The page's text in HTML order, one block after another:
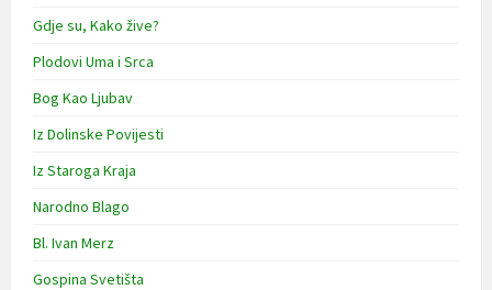
Gdje su, Kako žive?
Plodovi Uma i Srca
Bog Kao Ljubav
Iz Dolinske Povijesti
Iz Staroga Kraja
Narodno Blago
Bl. Ivan Merz
Gospina Svetišta